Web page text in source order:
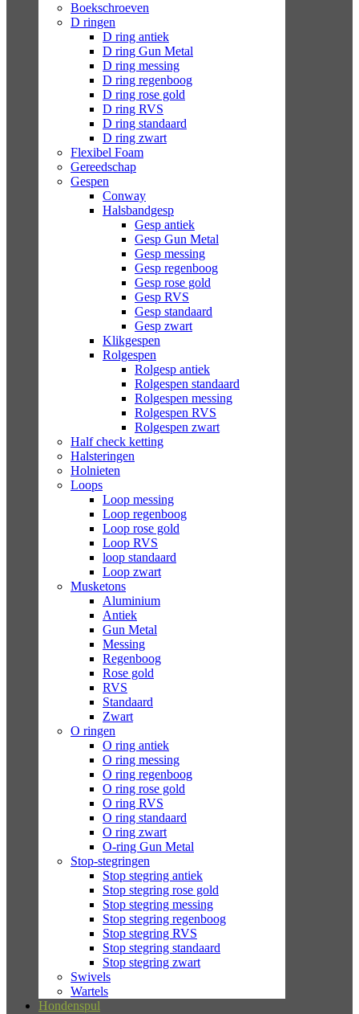
Boekschroeven
D ringen
D ring antiek
D ring Gun Metal
D ring messing
D ring regenboog
D ring rose gold
D ring RVS
D ring standaard
D ring zwart
Flexibel Foam
Gereedschap
Gespen
Conway
Halsbandgesp
Gesp antiek
Gesp Gun Metal
Gesp messing
Gesp regenboog
Gesp rose gold
Gesp RVS
Gesp standaard
Gesp zwart
Klikgespen
Rolgespen
Rolgesp antiek
Rolgespen standaard
Rolgespen messing
Rolgespen RVS
Rolgespen zwart
Half check ketting
Halsteringen
Holnieten
Loops
Loop messing
Loop regenboog
Loop rose gold
Loop RVS
loop standaard
Loop zwart
Musketons
Aluminium
Antiek
Gun Metal
Messing
Regenboog
Rose gold
RVS
Standaard
Zwart
O ringen
O ring antiek
O ring messing
O ring regenboog
O ring rose gold
O ring RVS
O ring standaard
O ring zwart
O-ring Gun Metal
Stop-stegringen
Stop stegring antiek
Stop stegring rose gold
Stop stegring messing
Stop stegring regenboog
Stop stegring RVS
Stop stegring standaard
Stop stegring zwart
Swivels
Wartels
Hondenspul